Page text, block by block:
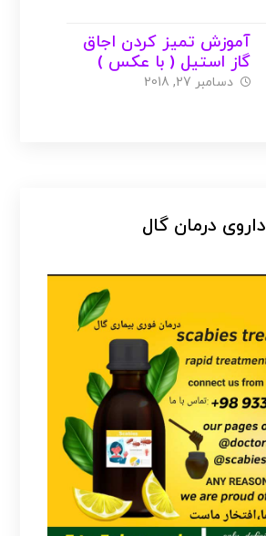
آموزش تمیز کردن اجاق
گاز استیل ( با عکس )
دسامبر 27, 2018
داروی درمان گال